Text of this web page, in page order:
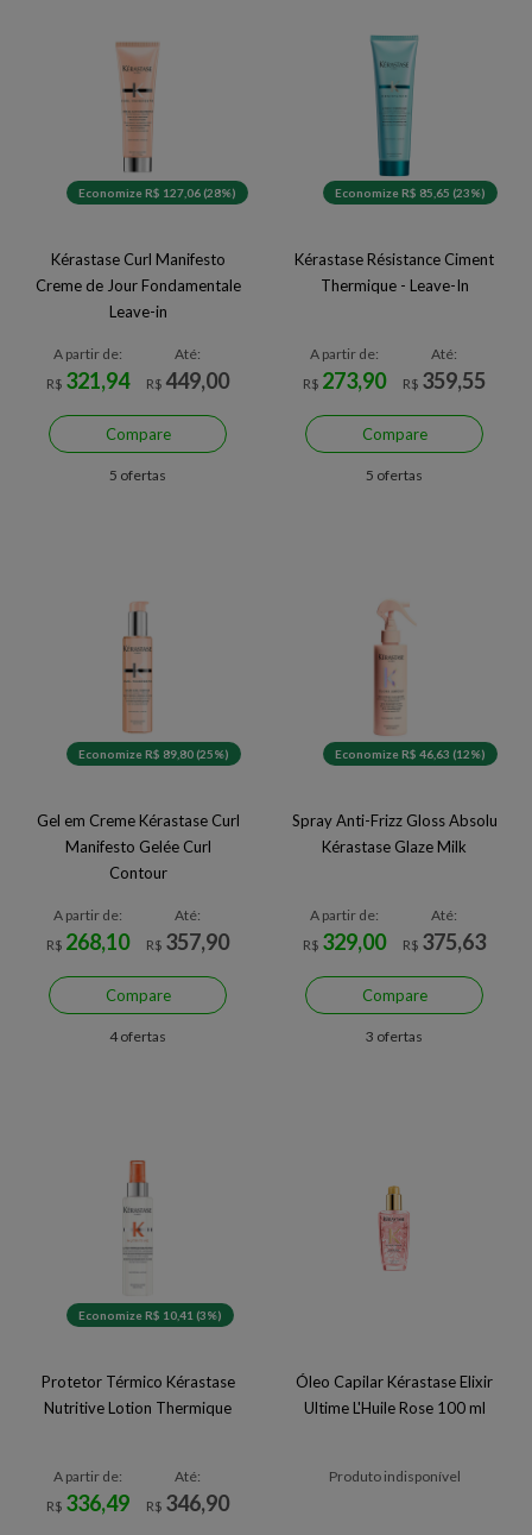
Economize R$ 127,06 (28%)
Kérastase Curl Manifesto
Creme de Jour Fondamentale
Leave-in
A partir de:
R$ 321,94
Até:
R$ 449,00
Compare
5 ofertas
Economize R$ 85,65 (23%)
Kérastase Résistance Ciment
Thermique - Leave-In
A partir de:
R$ 273,90
Até:
R$ 359,55
Compare
5 ofertas
Economize R$ 89,80 (25%)
Gel em Creme Kérastase Curl
Manifesto Gelée Curl
Contour
A partir de:
R$ 268,10
Até:
R$ 357,90
Compare
4 ofertas
Economize R$ 46,63 (12%)
Spray Anti-Frizz Gloss Absolu
Kérastase Glaze Milk
A partir de:
R$ 329,00
Até:
R$ 375,63
Compare
3 ofertas
Economize R$ 10,41 (3%)
Protetor Térmico Kérastase
Nutritive Lotion Thermique
A partir de:
R$ 336,49
Até:
R$ 346,90
Óleo Capilar Kérastase Elixir
Ultime L'Huile Rose 100 ml
Produto indisponível